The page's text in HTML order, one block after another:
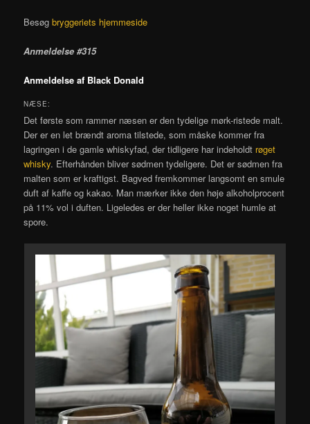
Besøgbryggeriets hjemmeside
Anmeldelse #315
Anmeldelse af Black Donald
NÆSE:
Det første som rammer næsen er den tydelige mørk-ristede malt.
Der er en let brændt aroma tilstede, som måske kommer fra
lagringen i de gamle whiskyfad, der tidligere har indeholdt røget
whisky. Efterhånden bliver sødmen tydeligere. Det er sødmen fra
malten som er kraftigst. Bagved fremkommer langsomt en smule
duft af kaffe og kakao. Man mærker ikke den høje alkoholprocent
på 11% vol i duften. Ligeledes er der heller ikke noget humle at
spore.